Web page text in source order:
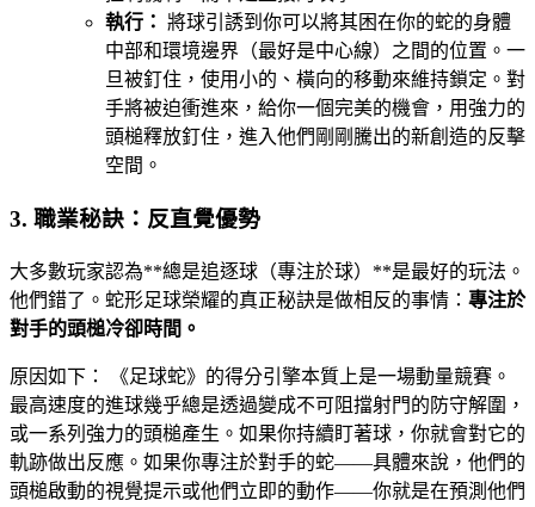
執行： 將球引誘到你可以將其困在你的蛇的身體
中部和環境邊界（最好是中心線）之間的位置。一
旦被釘住，使用小的、橫向的移動來維持鎖定。對
手將被迫衝進來，給你一個完美的機會，用強力的
頭槌釋放釘住，進入他們剛剛騰出的新創造的反擊
空間。
3. 職業秘訣：反直覺優勢
大多數玩家認為**總是追逐球（專注於球）**是最好的玩法。
他們錯了。蛇形足球榮耀的真正秘訣是做相反的事情： 專注於
對手的頭槌冷卻時間。
原因如下： 《足球蛇》的得分引擎本質上是一場動量競賽。
最高速度的進球幾乎總是透過變成不可阻擋射門的防守解圍，
或一系列強力的頭槌產生。如果你持續盯著球，你就會對它的
軌跡做出反應。如果你專注於對手的蛇——具體來說，他們的
頭槌啟動的視覺提示或他們立即的動作——你就是在預測他們